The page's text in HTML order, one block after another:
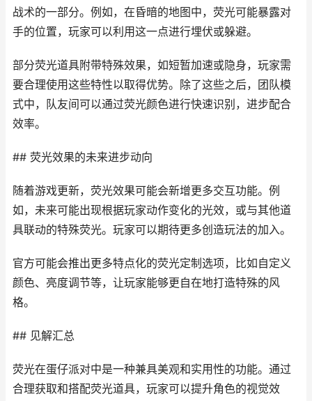
战术的一部分。例如，在昏暗的地图中，荧光可能暴露对
手的位置，玩家可以利用这一点进行埋伏或躲避。
部分荧光道具附带特殊效果，如短暂加速或隐身，玩家需
要合理使用这些特性以取得优势。除了这些之后，团队模
式中，队友间可以通过荧光颜色进行快速识别，进步配合
效率。
## 荧光效果的未来进步动向
随着游戏更新，荧光效果可能会新增更多交互功能。例
如，未来可能出现根据玩家动作变化的光效，或与其他道
具联动的特殊荧光。玩家可以期待更多创造玩法的加入。
官方可能会推出更多特点化的荧光定制选项，比如自定义
颜色、亮度调节等，让玩家能够更自在地打造特殊的风
格。
## 见解汇总
荧光在蛋仔派对中是一种兼具美观和实用性的功能。通过
合理获取和搭配荧光道具，玩家可以提升角色的视觉效